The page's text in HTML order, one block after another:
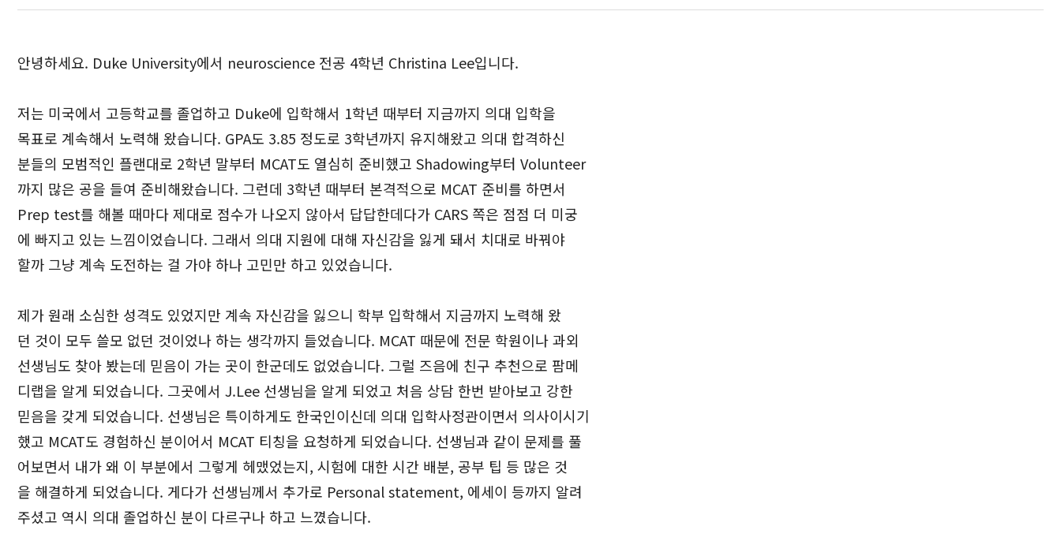
안녕하세요. Duke University에서 neuroscience 전공 4학년 Christina Lee입니다.
저는 미국에서 고등학교를 졸업하고 Duke에 입학해서 1학년 때부터 지금까지 의대 입학을
목표로 계속해서 노력해 왔습니다. GPA도 3.85 정도로 3학년까지 유지해왔고 의대 합격하신
분들의 모범적인 플랜대로 2학년 말부터 MCAT도 열심히 준비했고 Shadowing부터 Volunteer
까지 많은 공을 들여 준비해왔습니다. 그런데 3학년 때부터 본격적으로 MCAT 준비를 하면서
Prep test를 해볼 때마다 제대로 점수가 나오지 않아서 답답한데다가 CARS 쪽은 점점 더 미궁
에 빠지고 있는 느낌이었습니다. 그래서 의대 지원에 대해 자신감을 잃게 돼서 치대로 바꿔야
할까 그냥 계속 도전하는 걸 가야 하나 고민만 하고 있었습니다.
제가 원래 소심한 성격도 있었지만 계속 자신감을 잃으니 학부 입학해서 지금까지 노력해 왔
던 것이 모두 쓸모 없던 것이었나 하는 생각까지 들었습니다. MCAT 때문에 전문 학원이나 과외
선생님도 찾아 봤는데 믿음이 가는 곳이 한군데도 없었습니다. 그럴 즈음에 친구 추천으로 팜메
디랩을 알게 되었습니다. 그곳에서 J.Lee 선생님을 알게 되었고 처음 상담 한번 받아보고 강한
믿음을 갖게 되었습니다. 선생님은 특이하게도 한국인이신데 의대 입학사정관이면서 의사이시기
했고 MCAT도 경험하신 분이어서 MCAT 티칭을 요청하게 되었습니다. 선생님과 같이 문제를 풀
어보면서 내가 왜 이 부분에서 그렇게 헤맸었는지, 시험에 대한 시간 배분, 공부 팁 등 많은 것
을 해결하게 되었습니다. 게다가 선생님께서 추가로 Personal statement, 에세이 등까지 알려
주셨고 역시 의대 졸업하신 분이 다르구나 하고 느꼈습니다.